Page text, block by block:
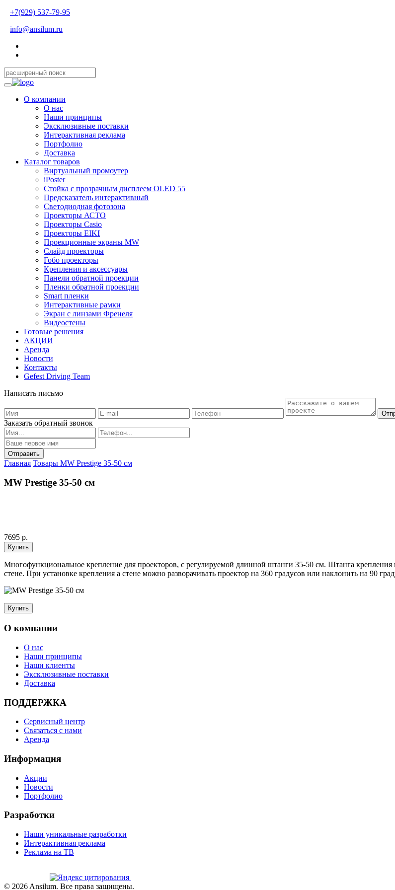
+7(929) 537-79-95
info@ansilum.ru
О компании
О нас
Наши принципы
Эксклюзивные поставки
Интерактивная реклама
Портфолио
Доставка
Каталог товаров
Виртуальный промоутер
iPoster
Стойка с прозрачным дисплеем OLED 55
Предсказатель интерактивный
Светодиодная фотозона
Проекторы АСТО
Проекторы Casio
Проекторы EIKI
Проекционные экраны MW
Слайд проекторы
Гобо проекторы
Крепления и аксессуары
Панели обратной проекции
Пленки обратной проекции
Smart пленки
Интерактивные рамки
Экран с линзами Френеля
Видеостены
Готовые решения
АКЦИИ
Аренда
Новости
Контакты
Gefest Driving Team
Написать письмо
Заказать обратный звонок
Главная Товары MW Prestige 35-50 см
MW Prestige 35-50 см
7695 р.
Многофункциональное крепление для проекторов, с регулируемой длинной штанги 35-50 см. Штанга
стене. При установке крепления а стене можно разворачивать проектор на 360 градусов или наклонить на 90
О компании
О нас
Наши принципы
Наши клиенты
Эксклюзивные поставки
Доставка
ПОДДЕРЖКА
Сервисный центр
Связаться с нами
Аренда
Информация
Акции
Новости
Портфолио
Разработки
Наши уникальные разработки
Интерактивная реклама
Реклама на ТВ
© 2026 Ansilum. Все права защищены.